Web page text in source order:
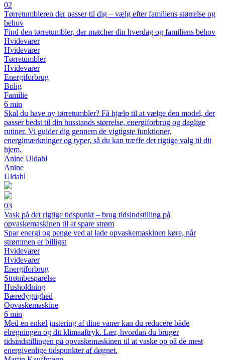
02
Tørretumbleren der passer til dig – vælg efter familiens størrelse og
behov
Find den tørretumbler, der matcher din hverdag og familiens behov
Hvidevarer
Hvidevarer
Tørretumbler
Hvidevarer
Energiforbrug
Bolig
Familie
6 min
Skal du have ny tørretumbler? Få hjælp til at vælge den model, der
passer bedst til din husstands størrelse, energiforbrug og daglige
rutiner. Vi guider dig gennem de vigtigste funktioner,
energimærkninger og typer, så du kan træffe det rigtige valg til dit
hjem.
Anine Uldahl
Anine
Uldahl
03
Vask på det rigtige tidspunkt – brug tidsindstilling på
opvaskemaskinen til at spare strøm
Spar energi og penge ved at lade opvaskemaskinen køre, når
strømmen er billigst
Hvidevarer
Hvidevarer
Energiforbrug
Strømbesparelse
Husholdning
Bæredygtighed
Opvaskemaskine
6 min
Med en enkel justering af dine vaner kan du reducere både
elregningen og dit klimaaftryk. Lær, hvordan du bruger
tidsindstillingen på opvaskemaskinen til at vaske op på de mest
energivenlige tidspunkter af døgnet.